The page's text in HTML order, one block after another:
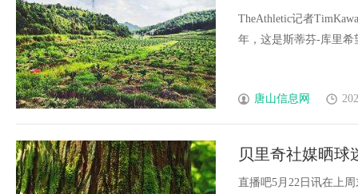
TheAthletic记者
年，这是斯蒂芬-库里希
唐山信息网
贝里奇社媒晒球
回归赛场
直播吧5月22日讯在上